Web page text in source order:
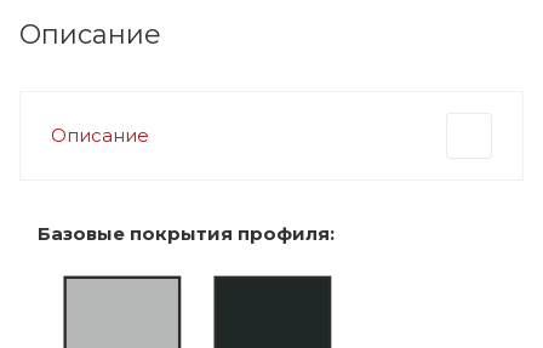
Описание
Описание
Базовые покрытия профиля: